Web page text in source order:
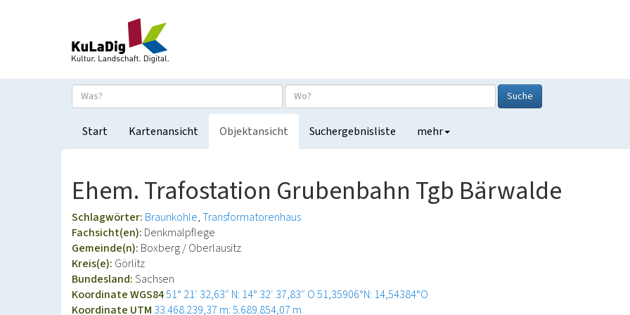
Suche
Start Kartenansicht Objektansicht Suchergebnisliste mehr
Ehem. Trafostation Grubenbahn Tgb Bärwalde
Schlagwörter: Braunkohle Transformatorenhaus
Fachsicht(en): Denkmalpflege
Gemeinde(n): Boxberg / Oberlausitz
Kreis(e): Görlitz
Bundesland:Sachsen
Koordinate WGS8451° 21′ 32,63″ N: 14° 32′ 37,83″ O51,35906°N: 14,54384°O
Koordinate UTM 33.468.239,37 m: 5.689.854,07 m